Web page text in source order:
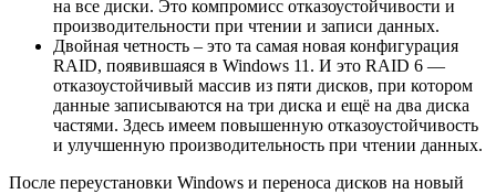
на все диски. Это компромисс отказоустойчивости и
производительности при чтении и записи данных.
Двойная четность – это та самая новая конфигурация
RAID, появившаяся в Windows 11. И это RAID 6 —
отказоустойчивый массив из пяти дисков, при котором
данные записываются на три диска и ещё на два диска
частями. Здесь имеем повышенную отказоустойчивость
и улучшенную производительность при чтении данных.
После переустановки Windows и переноса дисков на новый